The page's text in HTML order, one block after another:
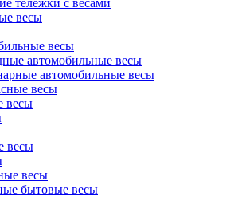
тележки с весами
весы
весы
автомобильные весы
автомобильные весы
весы
весы
весы
весы
бытовые весы